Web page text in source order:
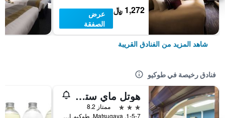
1,272 ﷼
عرض
الصفقة
شاهد المزيد من الفنادق القريبة
فنادق رخيصة في طوكيو
هوتل ماي ستايز أوينو إناريتشو
3 نجوم
ممتاز 8.2
1-5-7, Matsugaya, طوكيو, اليابان